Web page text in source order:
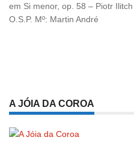
em Si menor, op. 58 – Piotr
O.S.P. Mº: Martin André
A JÓIA DA COROA